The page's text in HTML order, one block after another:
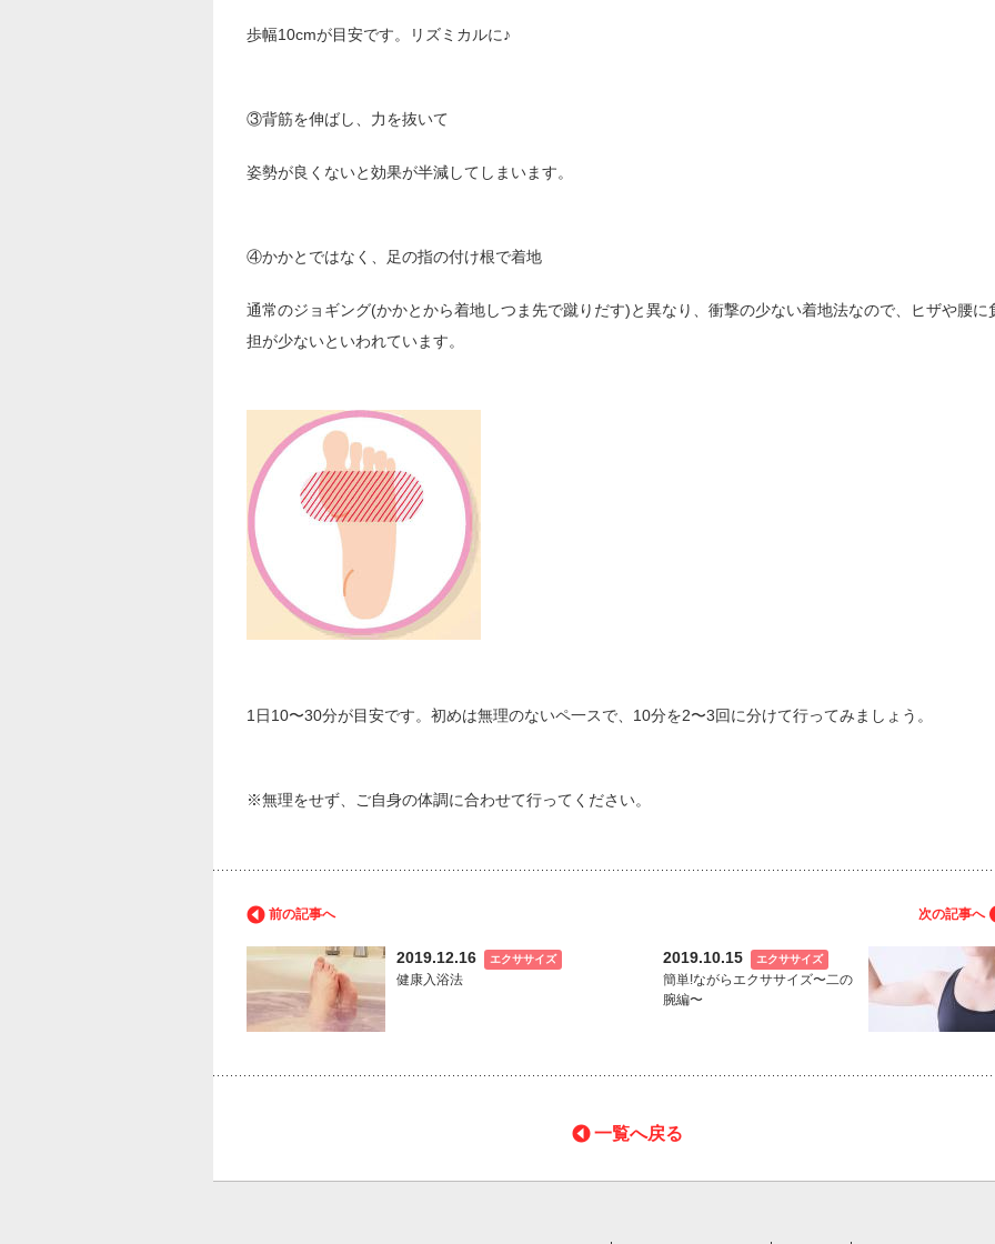
歩幅10cmが目安です。リズミカルに♪
③背筋を伸ばし、力を抜いて
姿勢が良くないと効果が半減してしまいます。
④かかとではなく、足の指の付け根で着地
通常のジョギング(かかとから着地しつま先で蹴りだす)と異なり、衝撃の少ない着地法なので、ヒザや腰に
担が少ないといわれています。
1日10〜30分が目安です。初めは無理のないペ一スで、10分を2〜3回に分けて行ってみましょう。
※無理をせず、ご自身の体調に合わせて行ってください。
前の記事へ
2019.12.16 エクササイズ
健康入浴法
次の記事へ
2019.10.15 エクササイズ
簡単!ながらエクササイズ〜二の
腕編〜
一覧へ戻る